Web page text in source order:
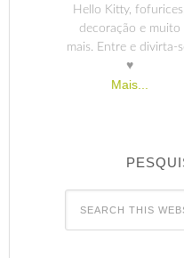
Hello Kitty, fofurices,
decoração e muito
mais. Entre e divirta-
♥
Mais...